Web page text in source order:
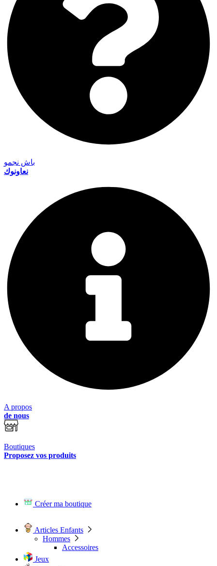
باش نجمو
نعاونوك
A propos
de nous
Boutiques
Proposez vos produits
Créer ma boutique
Articles Enfants
Hommes
Accessoires
Jeux